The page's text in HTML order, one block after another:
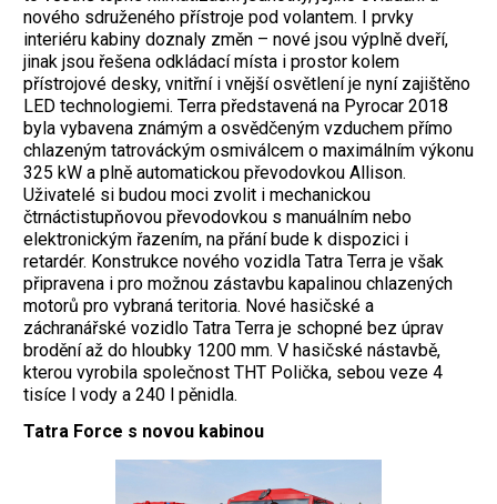
nového sdruženého přístroje pod volantem. I prvky
interiéru kabiny doznaly změn – nové jsou výplně dveří,
jinak jsou řešena odkládací místa i prostor kolem
přístrojové desky, vnitřní i vnější osvětlení je nyní zajištěno
LED technologiemi. Terra představená na Pyrocar 2018
byla vybavena známým a osvědčeným vzduchem přímo
chlazeným tatrováckým osmiválcem o maximálním výkonu
325 kW a plně automatickou převodovkou Allison.
Uživatelé si budou moci zvolit i mechanickou
čtrnáctistupňovou převodovkou s manuálním nebo
elektronickým řazením, na přání bude k dispozici i
retardér. Konstrukce nového vozidla Tatra Terra je však
připravena i pro možnou zástavbu kapalinou chlazených
motorů pro vybraná teritoria. Nové hasičské a
záchranářské vozidlo Tatra Terra je schopné bez úprav
brodění až do hloubky 1200 mm. V hasičské nástavbě,
kterou vyrobila společnost THT Polička, sebou veze 4
tisíce l vody a 240 l pěnidla.
Tatra Force s novou kabinou